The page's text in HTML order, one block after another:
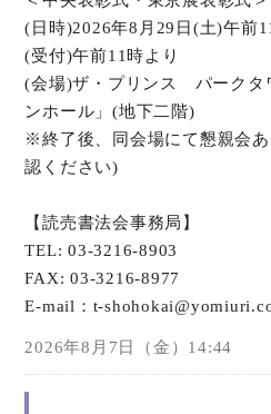
(日時)2026年8月29日(土)午前
(受付)午前11時より
(会場)ザ・プリンス パークタ
ンホール」(地下二階)
※終了後、同会場にて懇親会
認ください)
【読売書法会事務局】
TEL: 03-3216-8903
FAX: 03-3216-8977
E-mail：t-
2026年8月7日（金）14:44